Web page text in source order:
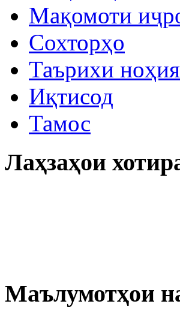
Мақомоти
Сохторҳо
Таърихи ноҳия
Иқтисод
Тамос
Лаҳзаҳои
Маълумотҳои